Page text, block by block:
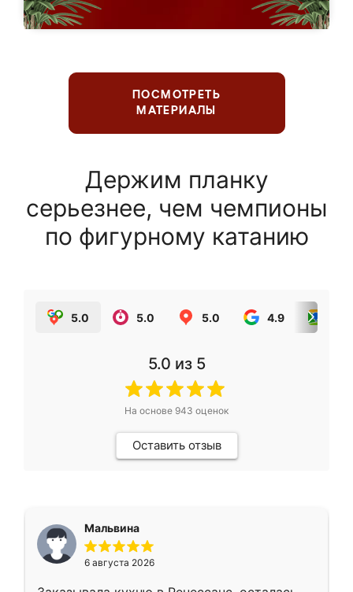
ПОСМОТРЕТЬ
МАТЕРИАЛЫ
Держим планку
серьезнее, чем чемпионы
по фигурному катанию
5.0 5.0 5.0 4.9
5.0 из 5
На основе 943 оценок
Оставить отзыв
Мальвина
6 августа 2026